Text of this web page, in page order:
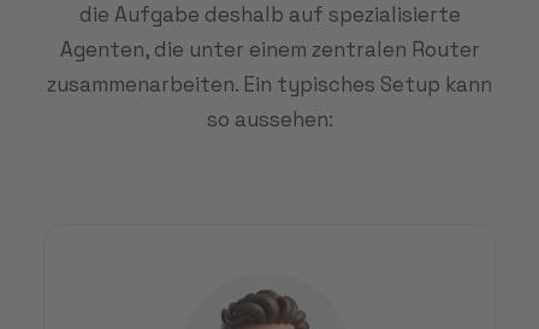
die Aufgabe deshalb auf spezialisierte
Agenten, die unter einem zentralen Router
zusammenarbeiten. Ein typisches Setup kann
so aussehen: